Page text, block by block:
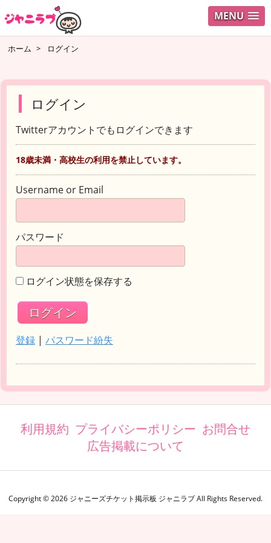
MENU
ホーム > ログイン
ログイン
Twitterアカウントでもログインできます
18歳未満・高校生の利用を禁止しています。
Username or Email
パスワード
ログイン状態を保存する
登録 | パスワード紛失
利用規約 プライバシーポリシー お問合せ
広告掲載について
Copyright ©2026 ジャニーズチケット掲示板 ジャニラブAll Rights Reserved.